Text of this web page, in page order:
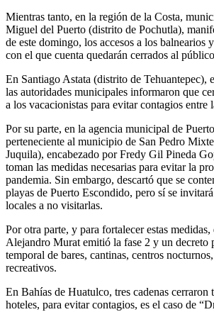
Mientras tanto, en la región de la Costa,
Miguel del Puerto (distrito de Pochutla),
de este domingo, los accesos a los balnearios
con el que cuenta quedarán cerrados al
En Santiago Astata (distrito de Tehuantepec),
las autoridades municipales informaron que
a los vacacionistas para evitar contagios entre
Por su parte, en la agencia municipal de
perteneciente al municipio de San Pedro
Juquila), encabezado por Fredy Gil Pineda
toman las medidas necesarias para evitar la
pandemia. Sin embargo, descartó que se
playas de Puerto Escondido, pero sí se
locales a no visitarlas.
Por otra parte, y para fortalecer estas
Alejandro Murat emitió la fase 2 y un decreto
temporal de bares, cantinas, centros
recreativos.
En Bahías de Huatulco, tres cadenas cerraron
hoteles, para evitar contagios, es el caso de